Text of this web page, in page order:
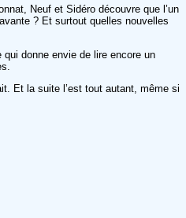
Neuf et Sidéro découvre que l’un
? Et surtout quelles nouvelles
donne envie de lire encore un
Et la suite l’est tout autant, même si